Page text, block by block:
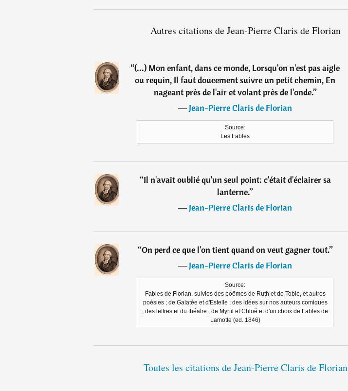
Autres citations de Jean-Pierre Claris de Florian
“(...) Mon enfant, dans ce monde, Lorsqu'on n'est pas aigle
ou requin, Il faut doucement suivre un petit chemin, En
nageant près de l'air et volant près de l'onde.”
―Jean-Pierre Claris de Florian
Source:
Les Fables
“Il n'avait oublié qu'un seul point: c'était d'éclairer sa
lanterne.”
―Jean-Pierre Claris de Florian
“On perd ce que l'on tient quand on veut gagner tout.”
―Jean-Pierre Claris de Florian
Source:
Fables de Florian, suivies des poëmes de Ruth et de Tobie, et autres
poésies ; de Galatée et d'Estelle ; des idées sur nos auteurs comiques
; des lettres et du théatre ; de Myrtil et Chloé et d'un choix de Fables de
Lamotte (ed. 1846)
Toutes les citations de Jean-Pierre Claris de Florian